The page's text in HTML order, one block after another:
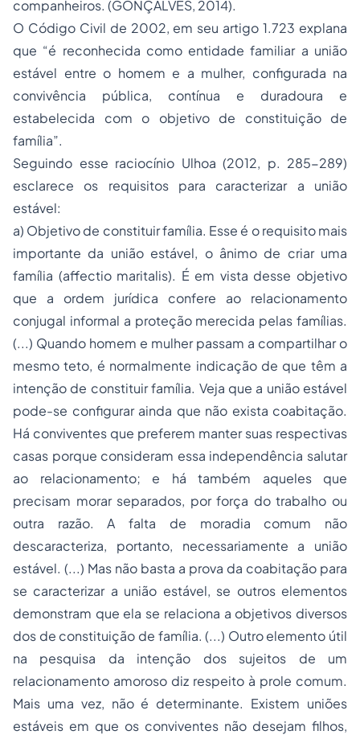
companheiros. (GONÇALVES, 2014).
O Código Civil de 2002, em seu artigo 1.723 explana
que “é reconhecida como entidade familiar a união
estável entre o homem e a mulher, configurada na
convivência pública, contínua e duradoura e
estabelecida com o objetivo de constituição de
família”.
Seguindo esse raciocínio Ulhoa (2012, p. 285-289)
esclarece os requisitos para caracterizar a união
estável:
a) Objetivo de constituir família. Esse é o requisito mais
importante da união estável, o ânimo de criar uma
família (affectio maritalis). É em vista desse objetivo
que a ordem jurídica confere ao relacionamento
conjugal informal a proteção merecida pelas famílias.
(...) Quando homem e mulher passam a compartilhar o
mesmo teto, é normalmente indicação de que têm a
intenção de constituir família. Veja que a união estável
pode-se configurar ainda que não exista coabitação.
Há conviventes que preferem manter suas respectivas
casas porque consideram essa independência salutar
ao relacionamento; e há também aqueles que
precisam morar separados, por força do trabalho ou
outra razão. A falta de moradia comum não
descaracteriza, portanto, necessariamente a união
estável. (...) Mas não basta a prova da coabitação para
se caracterizar a união estável, se outros elementos
demonstram que ela se relaciona a objetivos diversos
dos de constituição de família. (...) Outro elemento útil
na pesquisa da intenção dos sujeitos de um
relacionamento amoroso diz respeito à prole comum.
Mais uma vez, não é determinante. Existem uniões
estáveis em que os conviventes não desejam filhos,